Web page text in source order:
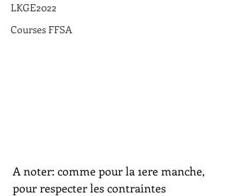
LKGE2022
Courses FFSA
A noter: comme pour la 1ere manche,
pour respecter les contraintes